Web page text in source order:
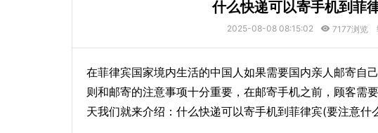
什么快递可以寄手机到菲
2025-08-08 08:15:02 7177浏览
在菲律宾国家境内生活的中国人如果需要国内亲人邮寄自
则和邮寄的注意事项十分重要，在邮寄手机之前，顾客需
天我们就来介绍：什么快递可以寄手机到菲律宾(要注意什